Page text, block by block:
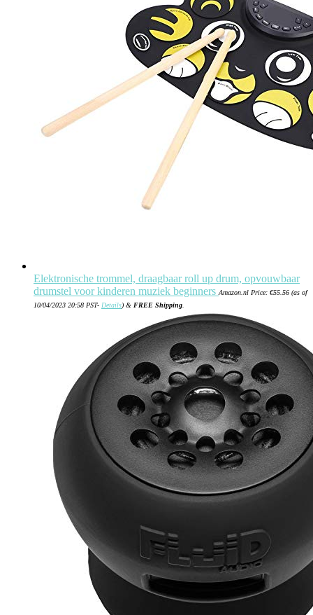
Elektronische trommel, draagbaar roll up drum, opvouwbaar
drumstel voor kinderen muziek beginners Amazon.nl Price: €55.56 (as of
10/04/2023 20:58 PST- Details) & FREE Shipping